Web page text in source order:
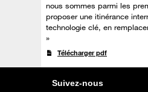
nous sommes parmi les
proposer une itinérance
technologie clé, en
»
Télécharger pdf
Suivez-nous